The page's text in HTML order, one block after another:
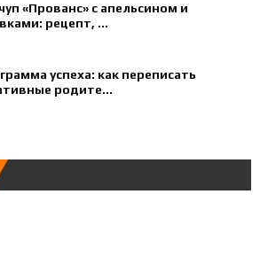
«Прованс» с апельсином и
рецепт, ...
успеха: как переписать
родите...